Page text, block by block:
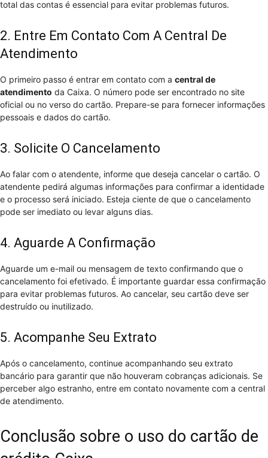
total das contas é essencial para evitar problemas futuros.
2. Entre Em Contato Com A Central De
Atendimento
O primeiro passo é entrar em contato com a central de
atendimento da Caixa. O número pode ser encontrado no site
oficial ou no verso do cartão. Prepare-se para fornecer informações
pessoais e dados do cartão.
3. Solicite O Cancelamento
Ao falar com o atendente, informe que deseja cancelar o cartão. O
atendente pedirá algumas informações para confirmar a identidade
e o processo será iniciado. Esteja ciente de que o cancelamento
pode ser imediato ou levar alguns dias.
4. Aguarde A Confirmação
Aguarde um e-mail ou mensagem de texto confirmando que o
cancelamento foi efetivado. É importante guardar essa confirmação
para evitar problemas futuros. Ao cancelar, seu cartão deve ser
destruído ou inutilizado.
5. Acompanhe Seu Extrato
Após o cancelamento, continue acompanhando seu extrato
bancário para garantir que não houveram cobranças adicionais. Se
perceber algo estranho, entre em contato novamente com a central
de atendimento.
Conclusão sobre o uso do cartão de